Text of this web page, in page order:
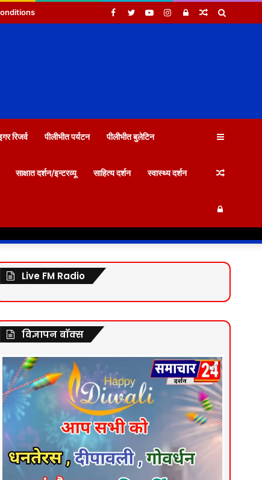
Random
Log
Instagram
YouTube
Twitter
Facebook
रिजर्व पीलीभीत पर्यटन पीलीभीत बुलेटिन
साक्षात दर्शन/इन्टरव्यू साहित्य दर्शन स्वास्थ्य दर्शन
Sidebar
Random
Log
In
Live FM Radio
विज्ञापन बॉक्स